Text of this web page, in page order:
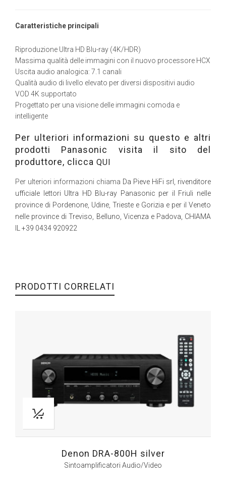
Caratteristiche principali
Riproduzione Ultra HD Blu-ray (4K/HDR)
Massima qualità delle immagini con il nuovo processore HCX
Uscita audio analogica: 7.1 canali
Qualità audio di livello elevato per diversi dispositivi audio
VOD 4K supportato
Progettato per una visione delle immagini comoda e
intelligente
Per ulteriori informazioni su questo e altri
prodotti Panasonic visita il sito del
produttore, clicca QUI
Per ulteriori informazioni chiama Da Pieve HiFi srl, rivenditore
ufficiale lettori Ultra HD Blu-ray Panasonic per il Friuli nelle
province di Pordenone, Udine, Trieste e Gorizia e per il Veneto
nelle province di Treviso, Belluno, Vicenza e Padova, CHIAMA
IL +39 0434 920922
PRODOTTI CORRELATI
Denon DRA-800H silver
Sintoamplificatori Audio/Video